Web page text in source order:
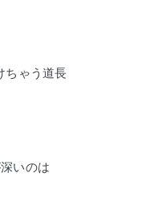
ちゃう 道長
いのは